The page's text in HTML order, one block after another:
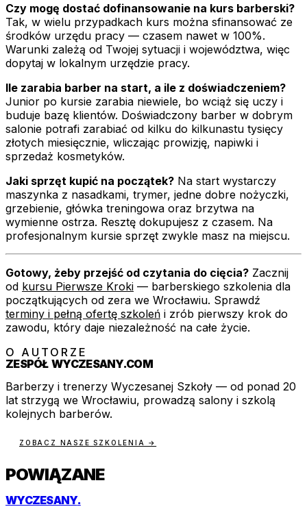
Czy mogę dostać dofinansowanie na kurs barberski?
Tak, w wielu przypadkach kurs można sfinansować ze
środków urzędu pracy — czasem nawet w 100%.
Warunki zależą od Twojej sytuacji i województwa, więc
dopytaj w lokalnym urzędzie pracy.
Ile zarabia barber na start, a ile z doświadczeniem?
Junior po kursie zarabia niewiele, bo wciąż się uczy i
buduje bazę klientów. Doświadczony barber w dobrym
salonie potrafi zarabiać od kilku do kilkunastu tysięcy
złotych miesięcznie, wliczając prowizję, napiwki i
sprzedaż kosmetyków.
Jaki sprzęt kupić na początek? Na start wystarczy
maszynka z nasadkami, trymer, jedne dobre nożyczki,
grzebienie, główka treningowa oraz brzytwa na
wymienne ostrza. Resztę dokupujesz z czasem. Na
profesjonalnym kursie sprzęt zwykle masz na miejscu.
Gotowy, żeby przejść od czytania do cięcia? Zacznij
od kursu Pierwsze Kroki — barberskiego szkolenia dla
początkujących od zera we Wrocławiu. Sprawdź
terminy i pełną ofertę szkoleń i zrób pierwszy krok do
zawodu, który daje niezależność na całe życie.
O AUTORZE
ZESPÓŁ WYCZESANY.COM
Barberzy i trenerzy Wyczesanej Szkoły — od ponad 20
lat strzygą we Wrocławiu, prowadzą salony i szkolą
kolejnych barberów.
ZOBACZ NASZE SZKOLENIA →
POWIĄZANE
WYCZESANY.